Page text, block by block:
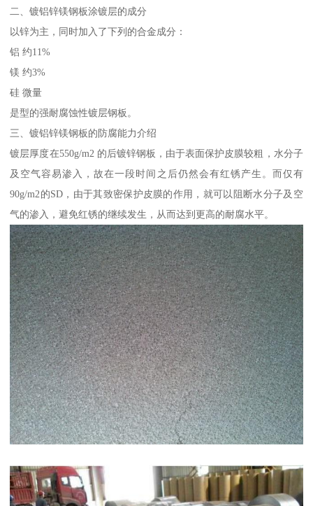
二、镀铝锌镁钢板涂镀层的成分
以锌为主，同时加入了下列的合金成分：
铝 约11%
镁 约3%
硅 微量
是型的强耐腐蚀性镀层钢板。
三、镀铝锌镁钢板的防腐能力介绍
镀层厚度在550g/m2 的后镀锌钢板，由于表面保护皮膜较粗，水分子
及空气容易渗入，故在一段时间之后仍然会有红锈产生。而仅有
90g/m2的SD，由于其致密保护皮膜的作用，就可以阻断水分子及空
气的渗入，避免红锈的继续发生，从而达到更高的耐腐水平。